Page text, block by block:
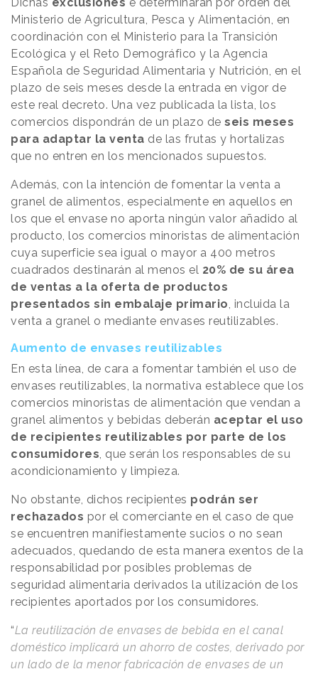
Dichas exclusiones e determinarán por orden del
Ministerio de Agricultura, Pesca y Alimentación, en
coordinación con el Ministerio para la Transición
Ecológica y el Reto Demográfico y la Agencia
Española de Seguridad Alimentaria y Nutrición, en el
plazo de seis meses desde la entrada en vigor de
este real decreto. Una vez publicada la lista, los
comercios dispondrán de un plazo de seis meses
para adaptar la venta de las frutas y hortalizas
que no entren en los mencionados supuestos.
Además, con la intención de fomentar la venta a
granel de alimentos, especialmente en aquellos en
los que el envase no aporta ningún valor añadido al
producto, los comercios minoristas de alimentación
cuya superficie sea igual o mayor a 400 metros
cuadrados destinarán al menos el 20% de su área
de ventas a la oferta de productos
presentados sin embalaje primario, incluida la
venta a granel o mediante envases reutilizables.
Aumento de envases reutilizables
En esta línea, de cara a fomentar también el uso de
envases reutilizables, la normativa establece que los
comercios minoristas de alimentación que vendan a
granel alimentos y bebidas deberán aceptar el uso
de recipientes reutilizables por parte de los
consumidores, que serán los responsables de su
acondicionamiento y limpieza.
No obstante, dichos recipientes podrán ser
rechazados por el comerciante en el caso de que
se encuentren manifiestamente sucios o no sean
adecuados, quedando de esta manera exentos de la
responsabilidad por posibles problemas de
seguridad alimentaria derivados la utilización de los
recipientes aportados por los consumidores.
“La reutilización de envases de bebida en el canal
doméstico implicará un ahorro de costes, derivado por
un lado de la menor fabricación de envases de un